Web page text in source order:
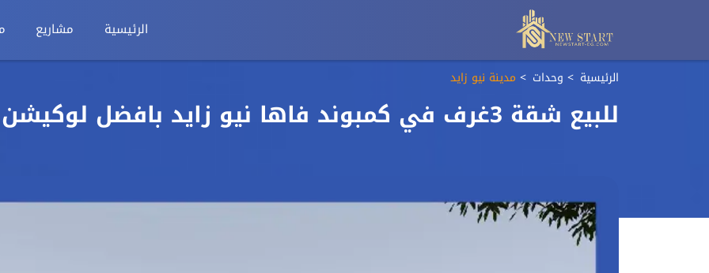
الرئيسية مشاريع
الرئيسية وحدات مدينة نيو زايد
للبيع شقة 3غرف في كمبوند فاها نيو زايد بافضل لوكيشن